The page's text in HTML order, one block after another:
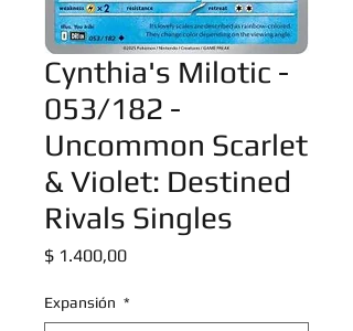
Cynthia's Milotic -
053/182 -
Uncommon Scarlet
& Violet: Destined
Rivals Singles
$ 1.400,00Precio
Expansión *